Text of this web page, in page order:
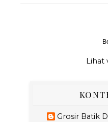
Lihat
Grosir Batik